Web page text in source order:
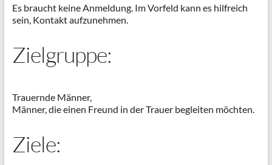
Es braucht keine Anmeldung. Im Vorfeld kann es hilfreich
sein, Kontakt aufzunehmen.
Zielgruppe:
Trauernde Männer,
Männer, die einen Freund in der Trauer begleiten möchten.
Ziele: